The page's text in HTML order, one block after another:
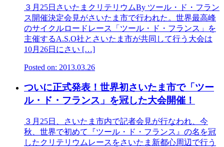
３月25日さいたまクリテリウムBy ツール・ド・フラン
ス開催決定会見がさいたま市で行われた。世界最高峰
のサイクルロードレース「ツール・ド・フランス」を
主催するA.S.O社とさいたま市が共同して行う大会は
10月26日にさい […]
Posted on: 2013.03.26
ついに正式発表！世界初さいたま市で「ツー
ル・ド・フランス」を冠した大会開催！
３月25日、さいたま市内で記者会見が行なわれ、今
秋、世界で初めて『ツール・ド・フランス』の名を冠
したクリテリウムレースをさいたま新都心周辺で行う